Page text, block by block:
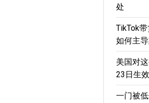
处
TikTok
如何主
美国对
23日生效
一门被